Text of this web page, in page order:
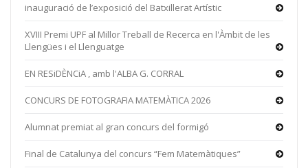
inauguració de l’exposició del Batxillerat Artístic
XVIII Premi UPF al Millor Treball de Recerca en l'Àmbit de les
Llengües i el Llenguatge
EN RESiDÈNCiA , amb l'ALBA G. CORRAL
CONCURS DE FOTOGRAFIA MATEMÀTICA 2026
Alumnat premiat al gran concurs del formigó
Final de Catalunya del concurs “Fem Matemàtiques”